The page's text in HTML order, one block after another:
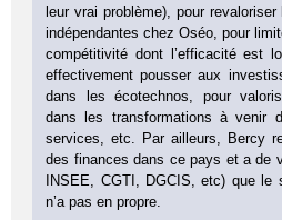
leur vrai problème), pour
indépendantes chez Oséo, pour
compétitivité dont l’efficacité est
effectivement pousser aux
dans les écotechnos, pour
dans les transformations à venir
services, etc. Par ailleurs, Bercy
des finances dans ce pays et a de
INSEE, CGTI, DGCIS, etc) que le
n’a pas en propre.